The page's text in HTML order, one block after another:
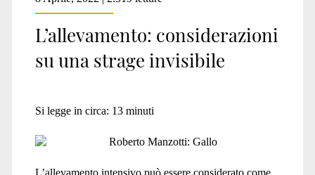
L’allevamento: considerazioni
su una strage invisibile
Si legge in circa: 13 minuti
L’allevamento intensivo può essere considerato come